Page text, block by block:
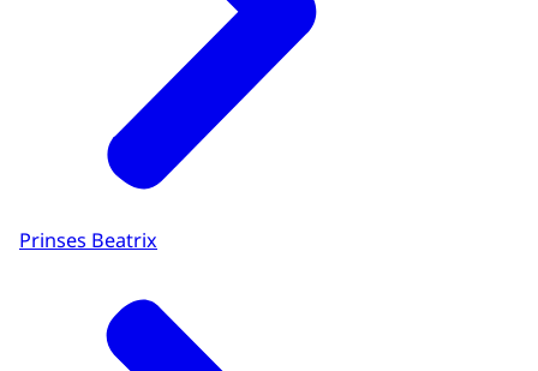
Prinses Beatrix